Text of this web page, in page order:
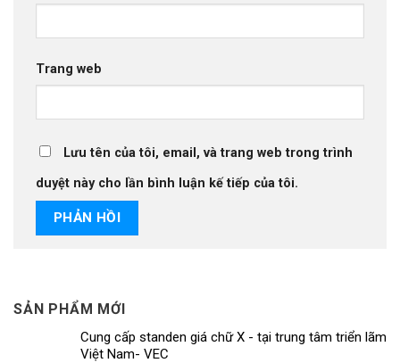
SẢN PHẨM MỚI
Cung cấp standen giá chữ X - tại trung tâm triển lãm
Việt Nam- VEC
Trang web
Lưu tên của tôi, email, và trang web trong trình
duyệt này cho lần bình luận kế tiếp của tôi.